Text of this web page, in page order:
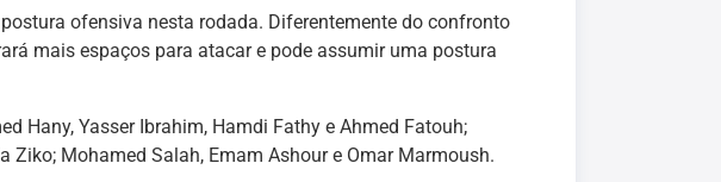
ofensiva nesta rodada. Diferentemente do confronto
mais espaços para atacar e pode assumir uma postura
Hany, Yasser Ibrahim, Hamdi Fathy e Ahmed Fatouh;
Mohamed Salah, Emam Ashour e Omar Marmoush.